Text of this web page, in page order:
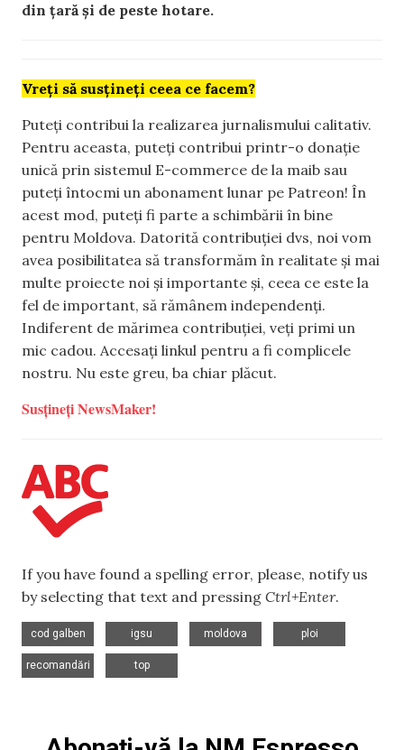
din țară și de peste hotare.
Vreți să susțineți ceea ce facem?
Puteți contribui la realizarea jurnalismului calitativ.
Pentru aceasta, puteți contribui printr-o donație
unică prin sistemul E-commerce de la maib sau
puteți întocmi un abonament lunar pe Patreon! În
acest mod, puteți fi parte a schimbării în bine
pentru Moldova. Datorită contribuției dvs, noi vom
avea posibilitatea să transformăm în realitate și mai
multe proiecte noi și importante și, ceea ce este la
fel de important, să rămânem independenți.
Indiferent de mărimea contribuției, veți primi un
mic cadou. Accesați linkul pentru a fi complicele
nostru. Nu este greu, ba chiar plăcut.
Susțineți NewsMaker!
If you have found a spelling error, please, notify us
by selecting that text and pressing Ctrl+Enter.
cod galben
igsu
moldova
ploi
recomandări
top